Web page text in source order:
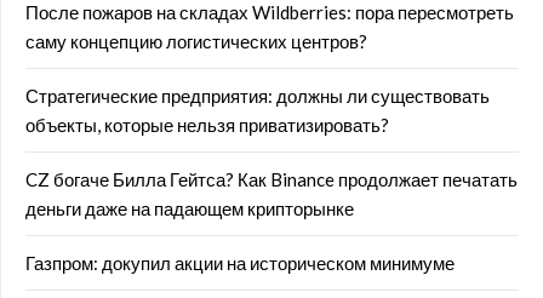
После пожаров на складах Wildberries: пора пересмотреть
саму концепцию логистических центров?
Стратегические предприятия: должны ли существовать
объекты, которые нельзя приватизировать?
CZ богаче Билла Гейтса? Как Binance продолжает печатать
деньги даже на падающем крипторынке
Газпром: докупил акции на историческом минимуме